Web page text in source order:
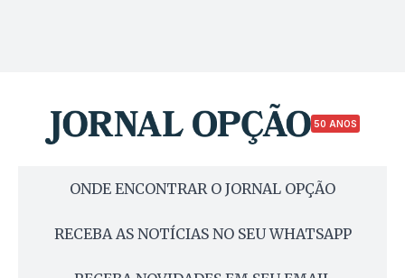
50 ANOS
ONDE ENCONTRAR O JORNAL OPÇÃO
RECEBA AS NOTÍCIAS NO SEU WHATSAPP